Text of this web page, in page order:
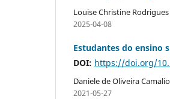
Louise Christine
2025-04-08
Estudantes do ensino
DOI: https://doi.org/
Daniele de Oliveira
2021-05-27